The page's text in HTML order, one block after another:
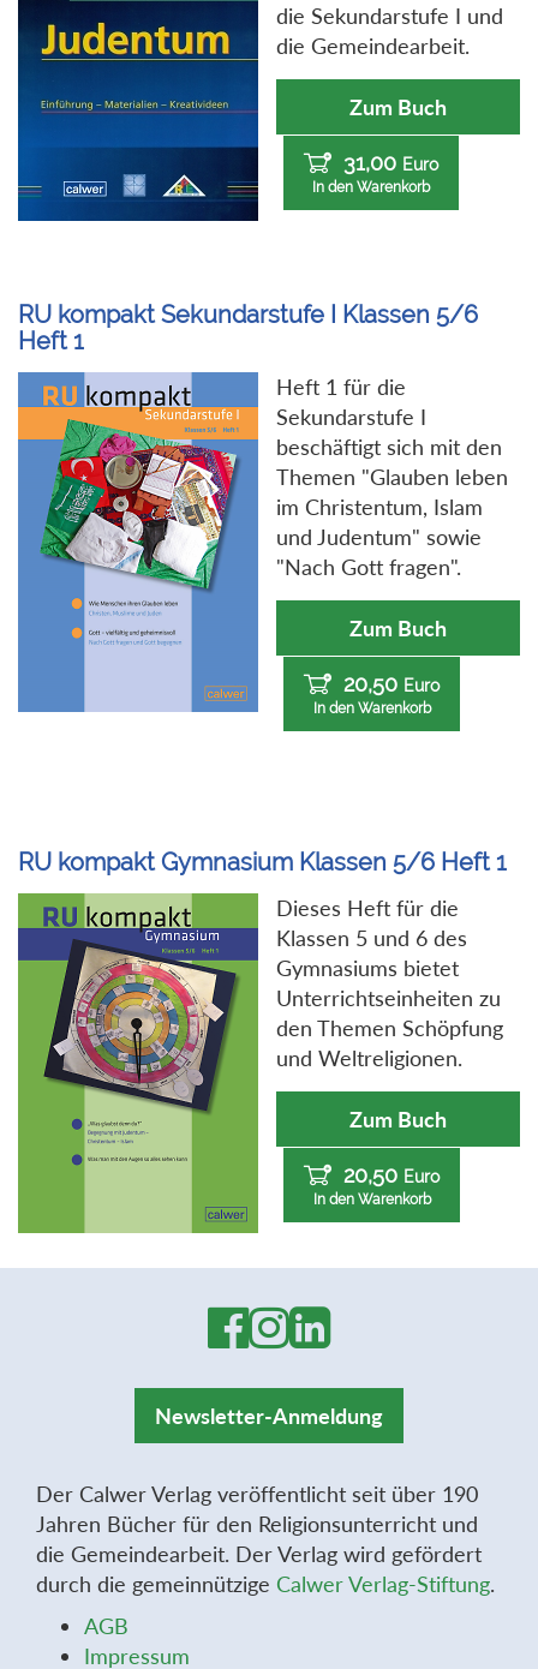
die Sekundarstufe I und
die Gemeindearbeit.
Zum Buch
31,00 Euro
In den Warenkorb
RU kompakt Sekundarstufe I Klassen 5/6
Heft 1
Heft 1 für die
Sekundarstufe I
beschäftigt sich mit den
Themen "Glauben leben
im Christentum, Islam
und Judentum" sowie
"Nach Gott fragen".
Zum Buch
20,50 Euro
In den Warenkorb
RU kompakt Gymnasium Klassen 5/6 Heft 1
Dieses Heft für die
Klassen 5 und 6 des
Gymnasiums bietet
Unterrichtseinheiten zu
den Themen Schöpfung
und Weltreligionen.
Zum Buch
20,50 Euro
In den Warenkorb
Newsletter-Anmeldung
Der Calwer Verlag veröffentlicht seit über 190
Jahren Bücher für den Religionsunterricht und
die Gemeindearbeit. Der Verlag wird gefördert
durch die gemeinnützige Calwer Verlag-Stiftung.
AGB
Impressum